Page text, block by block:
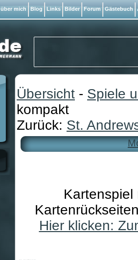
Übersicht - Spiele
kompakt
Zurück: St.
Hier klicken:
über mich Blog Links Bilder Forum Gästebuch